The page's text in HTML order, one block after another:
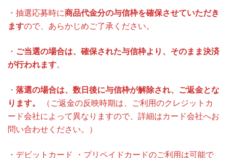
・抽選応募時に商品代金分の与信枠を確保させていただき
ますので、あらかじめご了承ください。
・ ご当選の場合は、確保された与信枠より、そのまま決済
が行われます。
・ 落選の場合は、数日後に与信枠が解除され、ご返金とな
ります。
（ご返金の反映時期は、ご利用のクレジットカ
ード会社によって異なりますので、詳細はカード会社へお
問い合わせください。）
・デビットカード ・プリペイドカードのご利用は可能で